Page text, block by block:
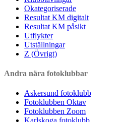
Okategoriserade
Resultat KM digitalt
Resultat KM påsikt
Utflykter
Utställningar
Z (Övrigt)
Andra nära fotoklubbar
Askersund fotoklubb
Fotoklubben Oktav
Fotoklubben Zoom